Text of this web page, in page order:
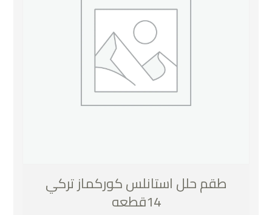
طقم حلل استانلس كوركماز تركي
14قطعه